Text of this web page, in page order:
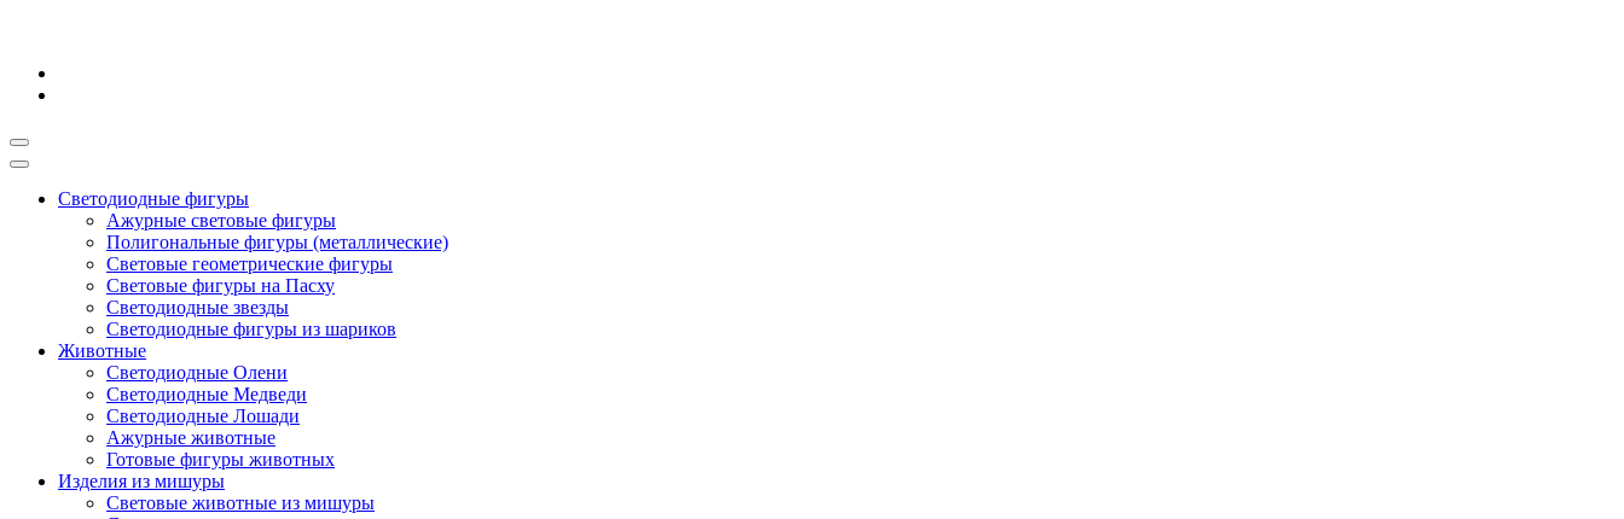
Светодиодные фигуры
Ажурные световые фигуры
Полигональные фигуры (металлические)
Световые геометрические фигуры
Световые фигуры на Пасху
Светодиодные звезды
Светодиодные фигуры из шариков
Животные
Светодиодные Олени
Светодиодные Медведи
Светодиодные Лошади
Ажурные животные
Готовые фигуры животных
Изделия из мишуры
Световые животные из мишуры